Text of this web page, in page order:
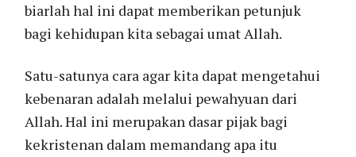
biarlah hal ini dapat memberikan petunjuk
bagi kehidupan kita sebagai umat Allah.
Satu-satunya cara agar kita dapat mengetahui
kebenaran adalah melalui pewahyuan dari
Allah. Hal ini merupakan dasar pijak bagi
kekristenan dalam memandang apa itu